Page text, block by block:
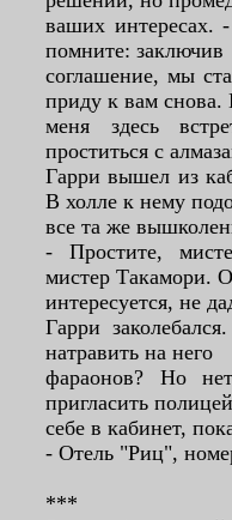
ваших интересах.
помните: заключив
соглашение, мы
приду к вам снова.
меня здесь
проститься с
Гарри вышел из
В холле к нему
все та же
- Простите,
мистер Такамори.
интересуется, не
Гарри
натравить на него
фараонов? Но
пригласить
себе в кабинет,
- Отель "Риц",
***